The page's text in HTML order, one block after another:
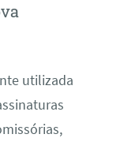
utilizada